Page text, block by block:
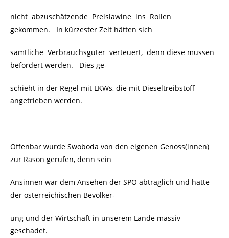
nicht abzuschätzende Preislawine ins Rollen
gekommen. In kürzester Zeit hätten sich
sämtliche Verbrauchsgüter verteuert, denn diese müssen
befördert werden. Dies ge-
schieht in der Regel mit LKWs, die mit Dieseltreibstoff
angetrieben werden.
Offenbar wurde Swoboda von den eigenen Genoss(innen)
zur Räson gerufen, denn sein
Ansinnen war dem Ansehen der SPÖ abträglich und hätte
der österreichischen Bevölker-
ung und der Wirtschaft in unserem Lande massiv
geschadet.